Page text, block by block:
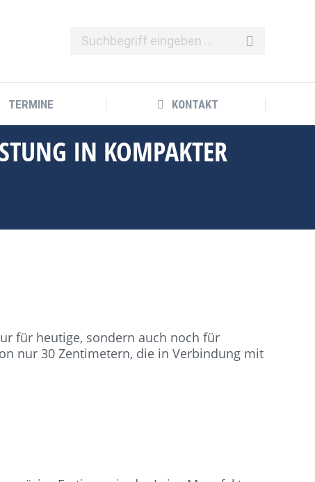
TERMINE KONTAKT
IN KOMPAKTER
für heutige, sondern auch noch für
nur 30 Zentimetern, die in Verbindung mit